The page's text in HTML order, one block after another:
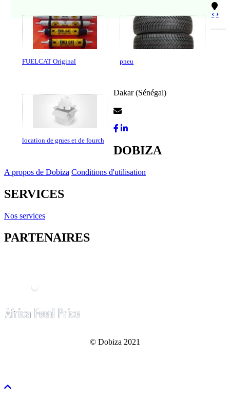
FUELCAT Original pneu
location de grues et de fourch
‹ ›
Dakar (Sénégal)
DOBIZA
A propos de Dobiza Conditions d'utilisation
SERVICES
Nos services
PARTENAIRES
© Dobiza 2021